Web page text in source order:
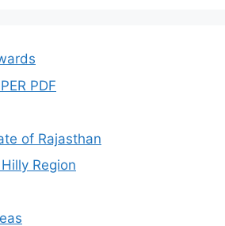
PDF
of Rajasthan
Region